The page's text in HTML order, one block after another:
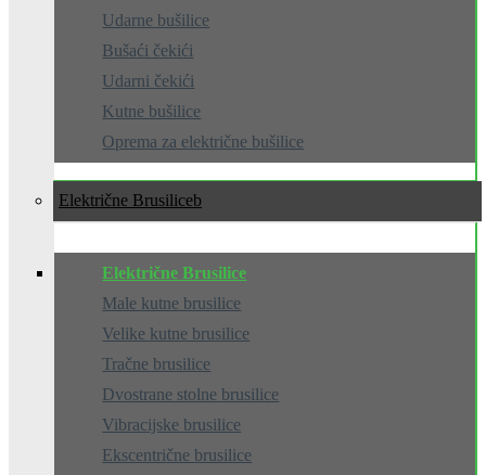
Udarne bušilice
Bušaći čekići
Udarni čekići
Kutne bušilice
Oprema za električne bušilice
Električne Brusilice
Električne Brusilice
Male kutne brusilice
Velike kutne brusilice
Tračne brusilice
Dvostrane stolne brusilice
Vibracijske brusilice
Ekscentrične brusilice